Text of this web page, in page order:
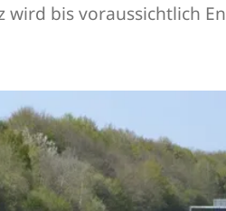
bis voraussichtlich